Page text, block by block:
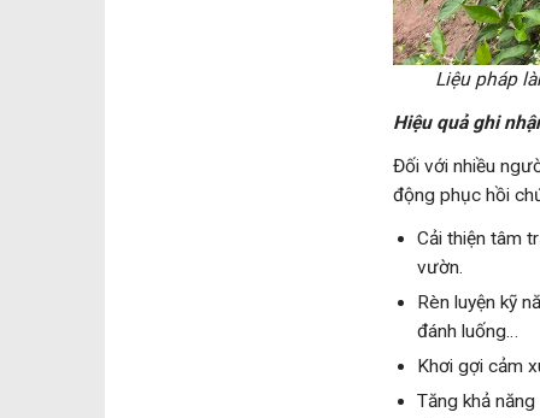
Liệu pháp
Hiệu quả ghi
Đối với nhiều
động phục hồi
Cải thiện tâm
vườn.
Rèn luyện kỹ
đánh luống…
Khơi gợi cảm
Tăng khả